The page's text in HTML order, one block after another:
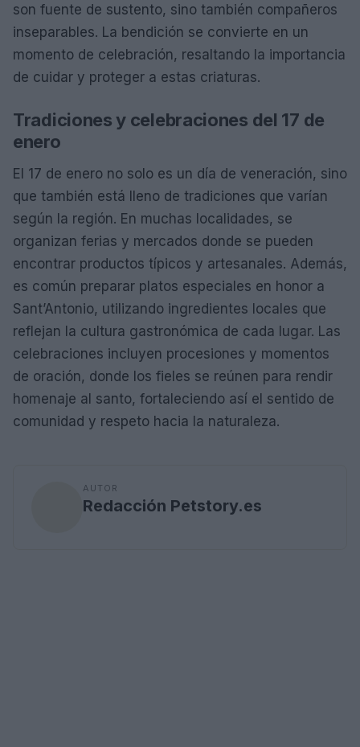
son fuente de sustento, sino también compañeros
inseparables. La bendición se convierte en un
momento de celebración, resaltando la importancia
de cuidar y proteger a estas criaturas.
Tradiciones y celebraciones del 17 de
enero
El 17 de enero no solo es un día de veneración, sino
que también está lleno de tradiciones que varían
según la región. En muchas localidades, se
organizan ferias y mercados donde se pueden
encontrar productos típicos y artesanales. Además,
es común preparar platos especiales en honor a
Sant’Antonio, utilizando ingredientes locales que
reflejan la cultura gastronómica de cada lugar. Las
celebraciones incluyen procesiones y momentos
de oración, donde los fieles se reúnen para rendir
homenaje al santo, fortaleciendo así el sentido de
comunidad y respeto hacia la naturaleza.
AUTOR
Redacción Petstory.es